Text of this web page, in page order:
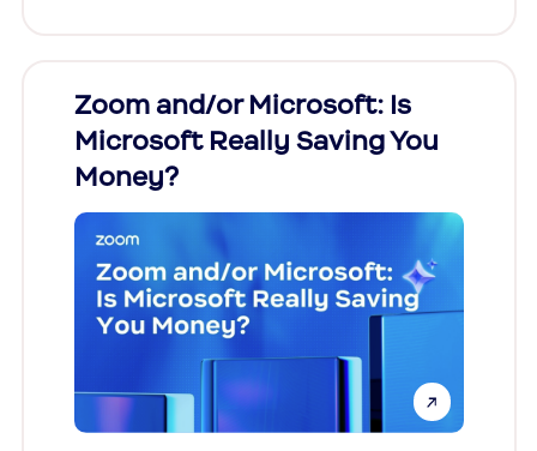
Zoom and/or Microsoft: Is
Microsoft Really Saving You
Money?